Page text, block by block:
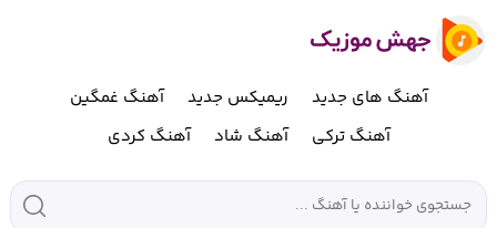
آهنگ های جدید ریمیکس جدید
آهنگ غمگین
آهنگ ترکی
آهنگ شاد آهنگ کردی